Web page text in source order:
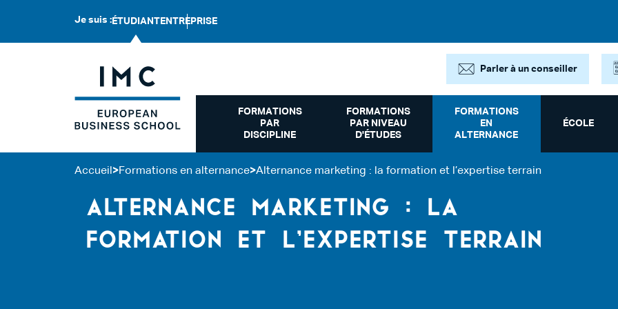
Je suis : ÉTUDIANT ENTREPRISE
Parler à un conseiller
FORMATIONS
PAR
DISCIPLINE
FORMATIONS
PAR NIVEAU
D'ÉTUDES
FORMATIONS
EN
ALTERNANCE
ÉCOLE
Accueil >Formations en alternance>Alternance marketing : la formation et l’expertise terrain
ALTERNANCE MARKETING : LA
FORMATION ET L’EXPERTISE TERRAIN